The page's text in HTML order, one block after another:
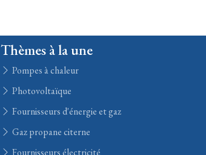
Thèmes à la une
Pompes à chaleur
Photovoltaïque
Fournisseurs d'énergie et gaz
Gaz propane citerne
Fournisseurs électricité